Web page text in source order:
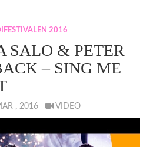
2016
SALO & PETER
– SING ME
, 2016 VIDEO